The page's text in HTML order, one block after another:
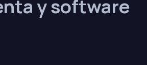
y software